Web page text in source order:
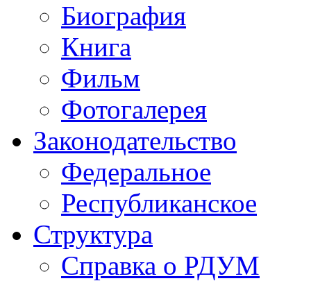
Биография
Книга
Фильм
Фотогалерея
Законодательство
Федеральное
Республиканское
Структура
Справка о РДУМ